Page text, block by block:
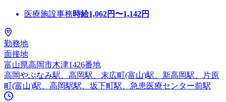
医療施設事務時給1,062円〜1,142円
勤務地
面接地
富山県高岡市木津1426番地
高岡やぶなみ駅、高岡駅、末広町(富山)駅、新高岡駅、片原
町(富山)駅、高岡駅駅、坂下町駅、急患医療センター前駅